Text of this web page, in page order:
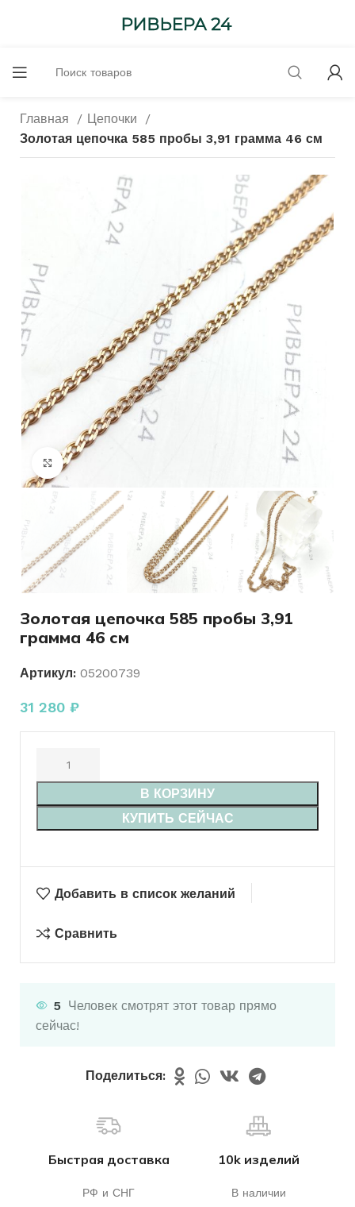
Главная
Цепочки
Золотая цепочка 585 пробы 3,91 грамма 46 см
Нажмите, чтобы увеличить
Золотая цепочка 585 пробы 3,91
грамма 46 см
Артикул: 05200739
31 280 ₽
В КОРЗИНУ
КУПИТЬ СЕЙЧАС
Добавить в список желаний
Сравнить
5 Человек смотрят этот товар прямо
сейчас!
Поделиться:
Быстрая доставка
РФ и СНГ
10k изделий
В наличии